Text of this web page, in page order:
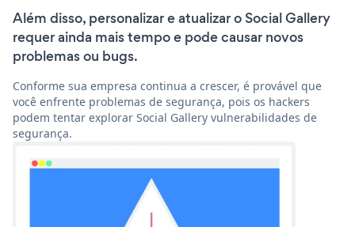
Além disso, personalizar e atualizar o Social Gallery
requer ainda mais tempo e pode causar novos
problemas ou bugs.
Conforme sua empresa continua a crescer, é provável que
você enfrente problemas de segurança, pois os hackers
podem tentar explorar Social Gallery vulnerabilidades de
segurança.